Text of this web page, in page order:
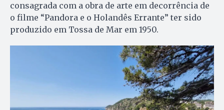
consagrada com a obra de arte em decorrência de
o filme “Pandora e o Holandês Errante” ter sido
produzido em Tossa de Mar em 1950.